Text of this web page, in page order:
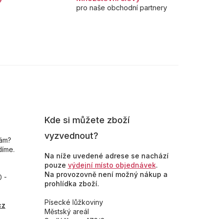
pro naše obchodní partnery
-
Kde si můžete zboží
vyzvednout?
Na níže uvedené adrese se nachází
pouze výdejní místo objednávek.
Na provozovně není možný nákup a
prohlídka zboží.
Písecké lůžkoviny
Městský areál